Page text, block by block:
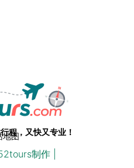
程，又快又专业！
地图
tours制作 |